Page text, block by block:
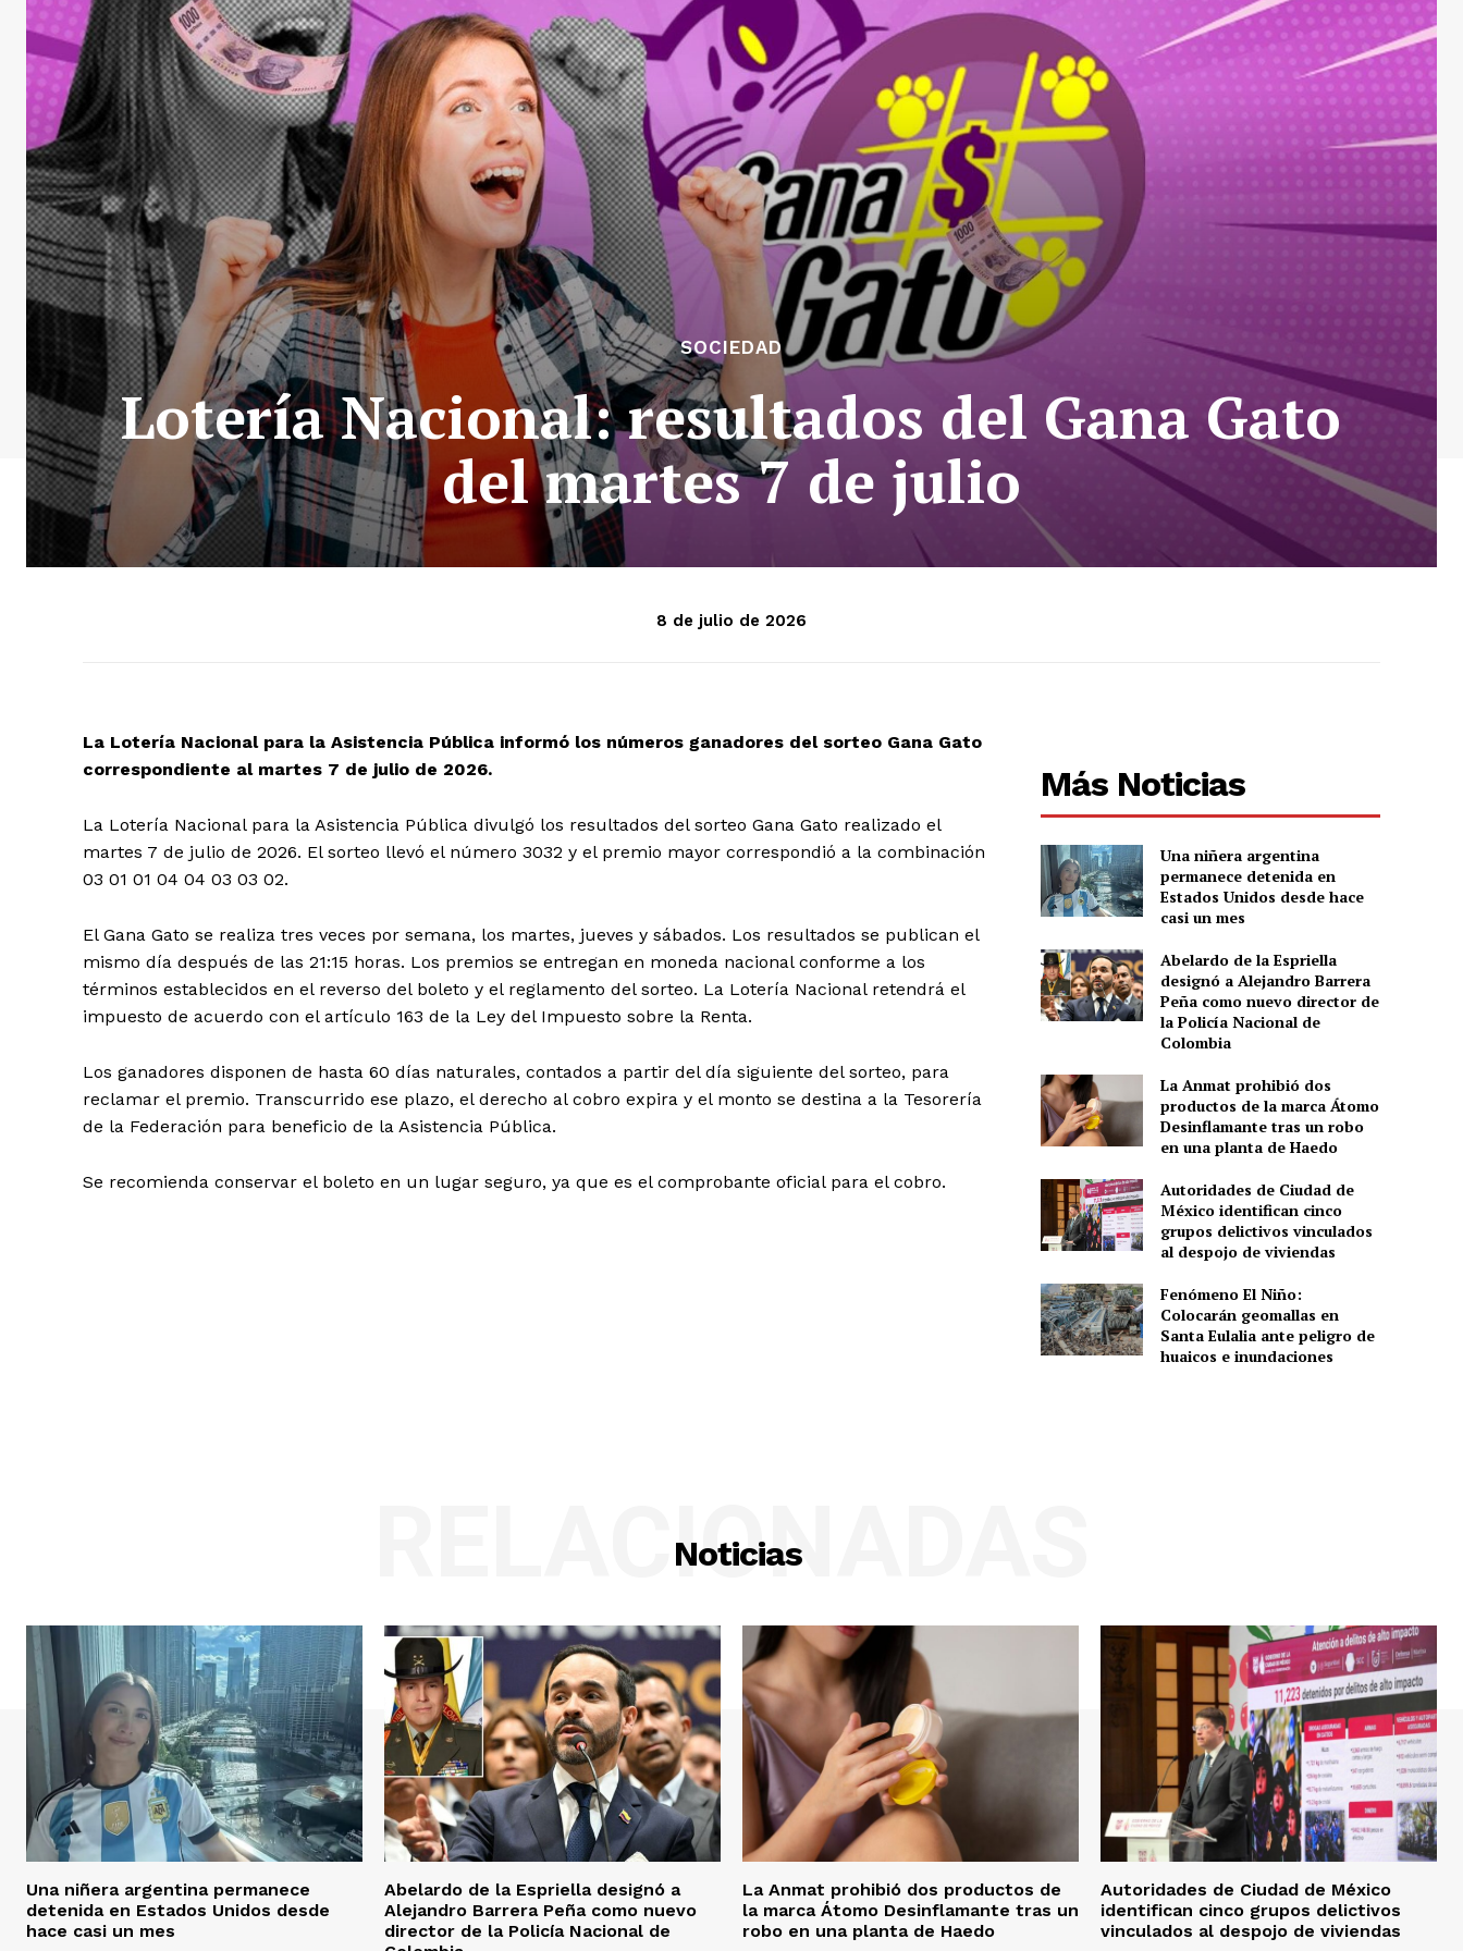
SOCIEDAD
Lotería Nacional: resultados del Gana Gato
del martes 7 de julio
8 de julio de 2026
La Lotería Nacional para la Asistencia Pública informó los números ganadores del sorteo Gana Gato
correspondiente al martes 7 de julio de 2026.
La Lotería Nacional para la Asistencia Pública divulgó los resultados del sorteo Gana Gato realizado el
martes 7 de julio de 2026. El sorteo llevó el número 3032 y el premio mayor correspondió a la combinación
03 01 01 04 04 03 03 02.
El Gana Gato se realiza tres veces por semana, los martes, jueves y sábados. Los resultados se publican el
mismo día después de las 21:15 horas. Los premios se entregan en moneda nacional conforme a los
términos establecidos en el reverso del boleto y el reglamento del sorteo. La Lotería Nacional retendrá el
impuesto de acuerdo con el artículo 163 de la Ley del Impuesto sobre la Renta.
Los ganadores disponen de hasta 60 días naturales, contados a partir del día siguiente del sorteo, para
reclamar el premio. Transcurrido ese plazo, el derecho al cobro expira y el monto se destina a la Tesorería
de la Federación para beneficio de la Asistencia Pública.
Se recomienda conservar el boleto en un lugar seguro, ya que es el comprobante oficial para el cobro.
Más Noticias
Una niñera argentina
permanece detenida en
Estados Unidos desde hace
casi un mes
Abelardo de la Espriella
designó a Alejandro Barrera
Peña como nuevo director de
la Policía Nacional de
Colombia
La Anmat prohibió dos
productos de la marca Átomo
Desinflamante tras un robo
en una planta de Haedo
Autoridades de Ciudad de
México identifican cinco
grupos delictivos vinculados
al despojo de viviendas
Fenómeno El Niño:
Colocarán geomallas en
Santa Eulalia ante peligro de
huaicos e inundaciones
Noticias
RELACIONADAS
Una niñera argentina permanece
detenida en Estados Unidos desde
hace casi un mes
Abelardo de la Espriella designó a
Alejandro Barrera Peña como nuevo
director de la Policía Nacional de
La Anmat prohibió dos productos de
la marca Átomo Desinflamante tras un
robo en una planta de Haedo
Autoridades de Ciudad de México
identifican cinco grupos delictivos
vinculados al despojo de viviendas